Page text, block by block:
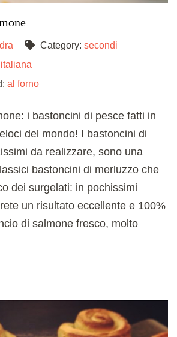
Category: secondi
al forno
i bastoncini di pesce fatti in
del mondo! I bastoncini di
da realizzare, sono una
bastoncini di merluzzo che
dei surgelati: in pochissimi
un risultato eccellente e 100%
di salmone fresco, molto